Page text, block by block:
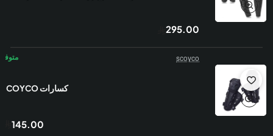
295.00
scoyco
‫كسارات SCOYCO
145.00